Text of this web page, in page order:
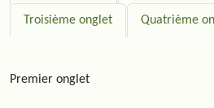
Troisième onglet Quatrième
Premier onglet